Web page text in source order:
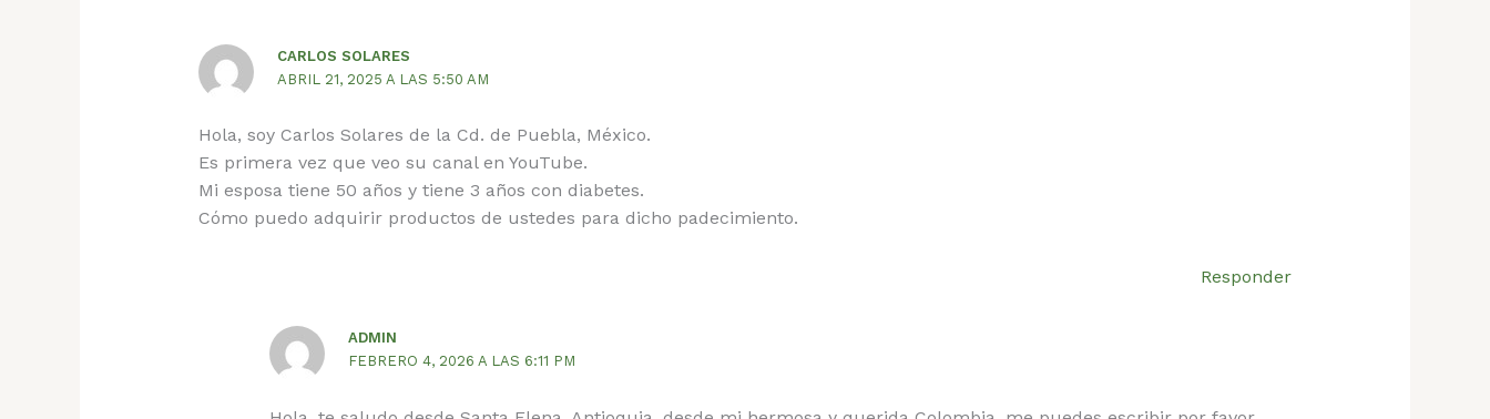
CARLOS SOLARES
ABRIL 21, 2025 A LAS 5:50 AM
Hola, soy Carlos Solares de la Cd. de Puebla, México.
Es primera vez que veo su canal en YouTube.
Mi esposa tiene 50 años y tiene 3 años con diabetes.
Cómo puedo adquirir productos de ustedes para dicho padecimiento.
Responder
ADMIN
FEBRERO 4, 2026 A LAS 6:11 PM